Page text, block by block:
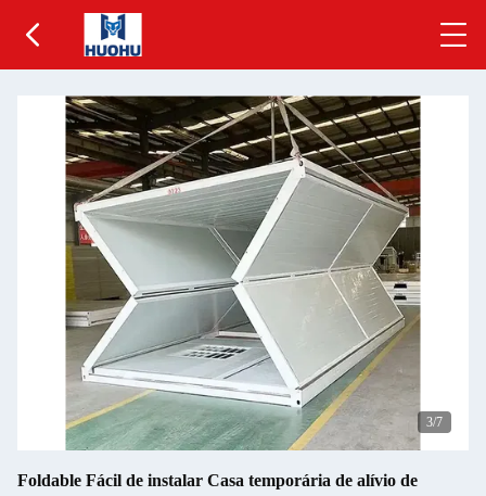
4/7
Foldable Fácil de instalar Casa temporária de alívio de